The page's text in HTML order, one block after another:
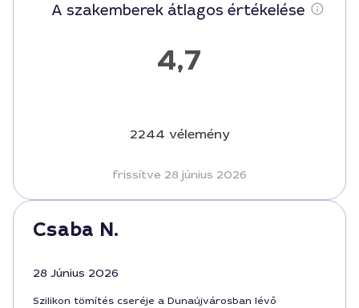
A szakemberek átlagos értékelése
4,7
2244 vélemény
frissítve 28 június 2026
Csaba N.
28 Június 2026
Szilikon tömítés cseréje a Dunaújvárosban lévő